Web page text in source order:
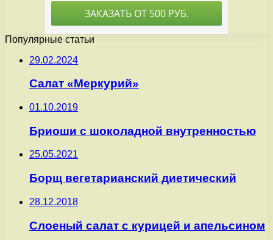
Популярные статьи
29.02.2024
Салат «Меркурий»
01.10.2019
Бриоши с шоколадной внутренностью
25.05.2021
Борщ вегетарианский диетический
28.12.2018
Слоеный салат с курицей и апельсином